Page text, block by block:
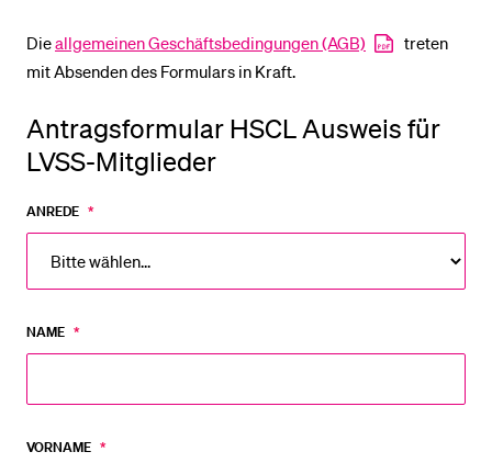
Dieallgemeinen Geschäftsbedingungen (AGB)
treten
mit Absenden des Formulars in Kraft.
Antragsformular HSCL Ausweis für
LVSS-Mitglieder
ANREDE *
NAME *
VORNAME *
Anmeldung und Zulassung